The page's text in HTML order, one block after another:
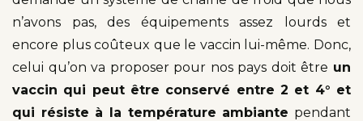
n’avons pas, des équipements assez lourds et
encore plus coûteux que le vaccin lui-même. Donc,
celui qu’on va proposer pour nos pays doit être un
vaccin qui peut être conservé entre 2 et 4° et
qui résiste à la température ambiante pendant